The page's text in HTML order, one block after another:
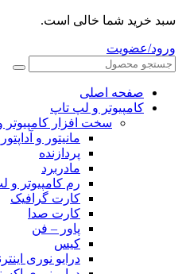
سبد خرید شما خالی است.
ورود/عضویت
صفحه اصلی
کامپیوتر و‌‌‌‌‌ لپ تاپ
سخت افزار کامپیوتر
مانیتور و آداپتور
پردازنده
مادربرد
رم کامپیوتر و
کارت گرافیک
کارت صدا
پاور – فن
کیس
درایو نوری